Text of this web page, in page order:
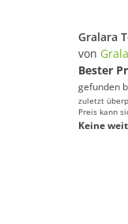
von
Bester
gefunden
zuletzt
Preis kann
Keine